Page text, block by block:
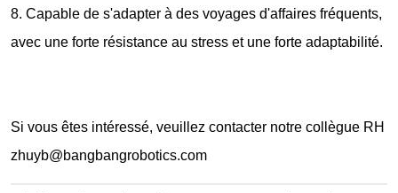
8. Capable de s'adapter à des voyages d'affaires fréquents,
avec une forte résistance au stress et une forte adaptabilité.
Si vous êtes intéressé, veuillez contacter notre collègue RH
zhuyb@bangbangrobotics.com